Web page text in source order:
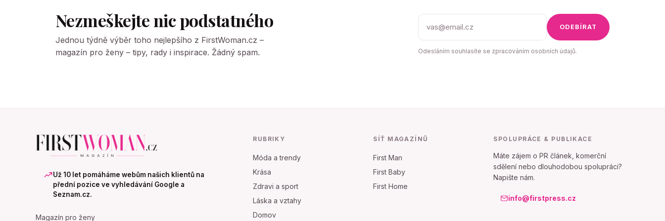
Nezmeškejte nic podstatného
Jednou týdně výběr toho nejlepšího z FirstWoman.cz –
magazín pro ženy – tipy, rady i inspirace. Žádný spam.
ODEBÍRAT
Odesláním souhlasíte se zpracováním osobních údajů.
Už 10 let pomáháme webům našich klientů na
přední pozice ve vyhledávání Google a
Seznam.cz.
Magazín pro ženy
RUBRIKY
Móda a trendy
Krása
Zdravi a sport
Láska a vztahy
Domov
SÍŤ MAGAZÍNŮ
First Man
First Baby
First Home
SPOLUPRÁCE & PUBLIKACE
Máte zájem o PR článek, komerční
sdělení nebo dlouhodobou spolupráci?
Napište nám.
info@firstpress.cz